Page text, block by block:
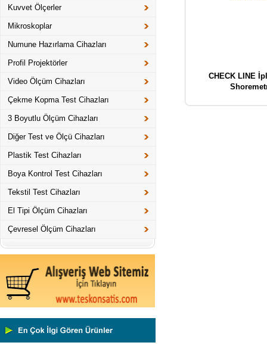
Kuvvet Ölçerler
Mikroskoplar
Numune Hazırlama Cihazları
Profil Projektörler
Video Ölçüm Cihazları
Çekme Kopma Test Cihazları
3 Boyutlu Ölçüm Cihazları
Diğer Test ve Ölçü Cihazları
Plastik Test Cihazları
Boya Kontrol Test Cihazları
Tekstil Test Cihazları
El Tipi Ölçüm Cihazları
Çevresel Ölçüm Cihazları
CHECK LINE